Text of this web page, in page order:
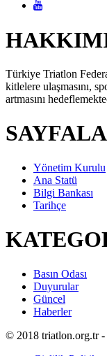
Türkiye Triatlon
kitlelere ulaşmasını,
artmasını
Yönetim Kurulu
Ana Statü
Bilgi Bankası
Tarihçe
Basın Odası
Duyurular
Güncel
Haberler
© 2018 triatlon.org.tr -